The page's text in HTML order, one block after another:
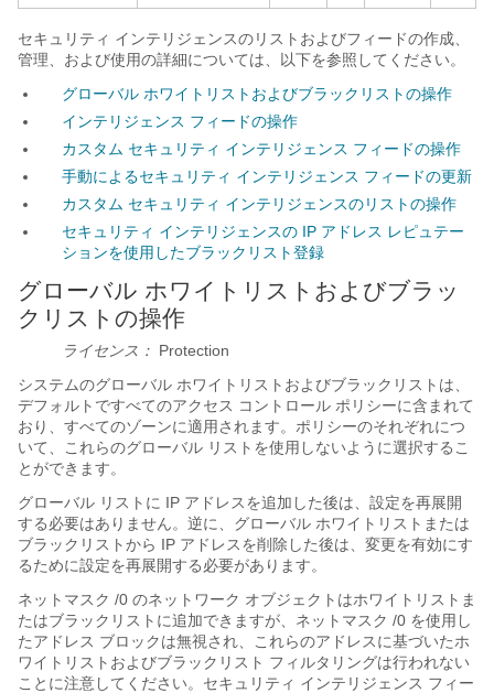
セキュリティ インテリジェンスのリストおよびフィードの作成、
管理、および使用の詳細については、以下を参照してください。
グローバル ホワイトリストおよびブラックリストの操作
インテリジェンス フィードの操作
カスタム セキュリティ インテリジェンス フィードの操作
手動によるセキュリティ インテリジェンス フィードの更新
カスタム セキュリティ インテリジェンスのリストの操作
セキュリティ インテリジェンスの IP アドレス レピュテー
ションを使用したブラックリスト登録
グローバル ホワイトリストおよびブラッ
クリストの操作
ライセンス： Protection
システムのグローバル ホワイトリストおよびブラックリストは、
デフォルトですべてのアクセス コントロール ポリシーに含まれて
おり、すべてのゾーンに適用されます。ポリシーのそれぞれにつ
いて、これらのグローバル リストを使用しないように選択するこ
とができます。
グローバル リストに IP アドレスを追加した後は、設定を再展開
する必要はありません。逆に、グローバル ホワイトリストまたは
ブラックリストから IP アドレスを削除した後は、変更を有効にす
るために設定を再展開する必要があります。
ネットマスク /0 のネットワーク オブジェクトはホワイトリストま
たはブラックリストに追加できますが、ネットマスク /0 を使用し
たアドレス ブロックは無視され、これらのアドレスに基づいたホ
ワイトリストおよびブラックリスト フィルタリングは行われない
ことに注意してください。セキュリティ インテリジェンス フィー